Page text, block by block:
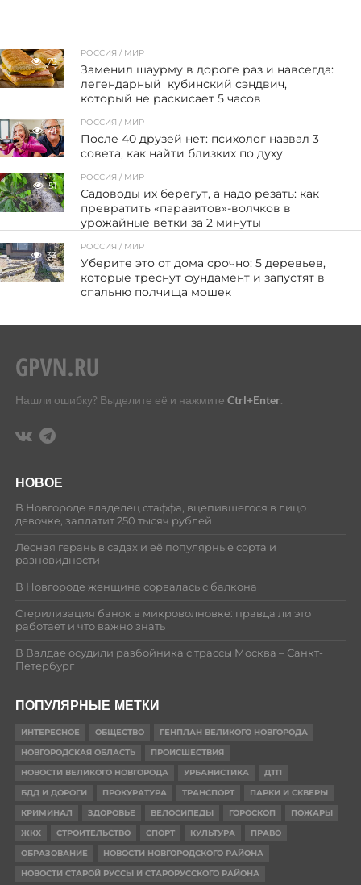
75
РОССИЯ / МИР
Заменил шаурму в дороге раз и навсегда:
легендарный кубинский сэндвич,
который не раскисает 5 часов
41
РОССИЯ / МИР
После 40 друзей нет: психолог назвал 3
совета, как найти близких по духу
51
РОССИЯ / МИР
Садоводы их берегут, а надо резать: как
превратить «паразитов»-волчков в
урожайные ветки за 2 минуты
33
РОССИЯ / МИР
Уберите это от дома срочно: 5 деревьев,
которые треснут фундамент и запустят в
спальню полчища мошек
Нашли ошибку? Выделите её и нажмите Ctrl+Enter.
НОВОЕ
В Новгороде владелец стаффа, вцепившегося в лицо
девочке, заплатит 250 тысяч рублей
Лесная герань в садах и её популярные сорта и
разновидности
В Новгороде женщина сорвалась с балкона
Стерилизация банок в микроволновке: правда ли это
работает и что важно знать
В Валдае осудили разбойника с трассы Москва – Санкт-
Петербург
ПОПУЛЯРНЫЕ МЕТКИ
ИНТЕРЕСНОЕ ОБЩЕСТВО
ГЕНПЛАН ВЕЛИКОГО НОВГОРОДА
НОВГОРОДСКАЯ ОБЛАСТЬ
ПРОИСШЕСТВИЯ
НОВОСТИ ВЕЛИКОГО НОВГОРОДА
УРБАНИСТИКА
ДТП
БДД И ДОРОГИ
ПРОКУРАТУРА ТРАНСПОРТ
ПАРКИ И СКВЕРЫ
КРИМИНАЛ
ЗДОРОВЬЕ ВЕЛОСИПЕДЫ ГОРОСКОП
ПОЖАРЫ
ЖКХ
СТРОИТЕЛЬСТВО СПОРТ КУЛЬТУРА
ПРАВО
ОБРАЗОВАНИЕ
НОВОСТИ НОВГОРОДСКОГО РАЙОНА
НОВОСТИ СТАРОЙ РУССЫ И СТАРОРУССКОГО РАЙОНА